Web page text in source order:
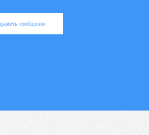
сообщение